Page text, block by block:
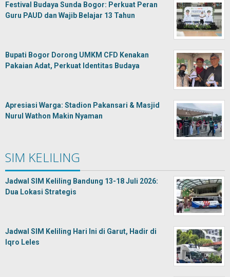
Festival Budaya Sunda Bogor: Perkuat Peran
Guru PAUD dan Wajib Belajar 13 Tahun
Bupati Bogor Dorong UMKM CFD Kenakan
Pakaian Adat, Perkuat Identitas Budaya
Apresiasi Warga: Stadion Pakansari & Masjid
Nurul Wathon Makin Nyaman
SIM KELILING
Jadwal SIM Keliling Bandung 13-18 Juli 2026:
Dua Lokasi Strategis
Jadwal SIM Keliling Hari Ini di Garut, Hadir di
Iqro Leles